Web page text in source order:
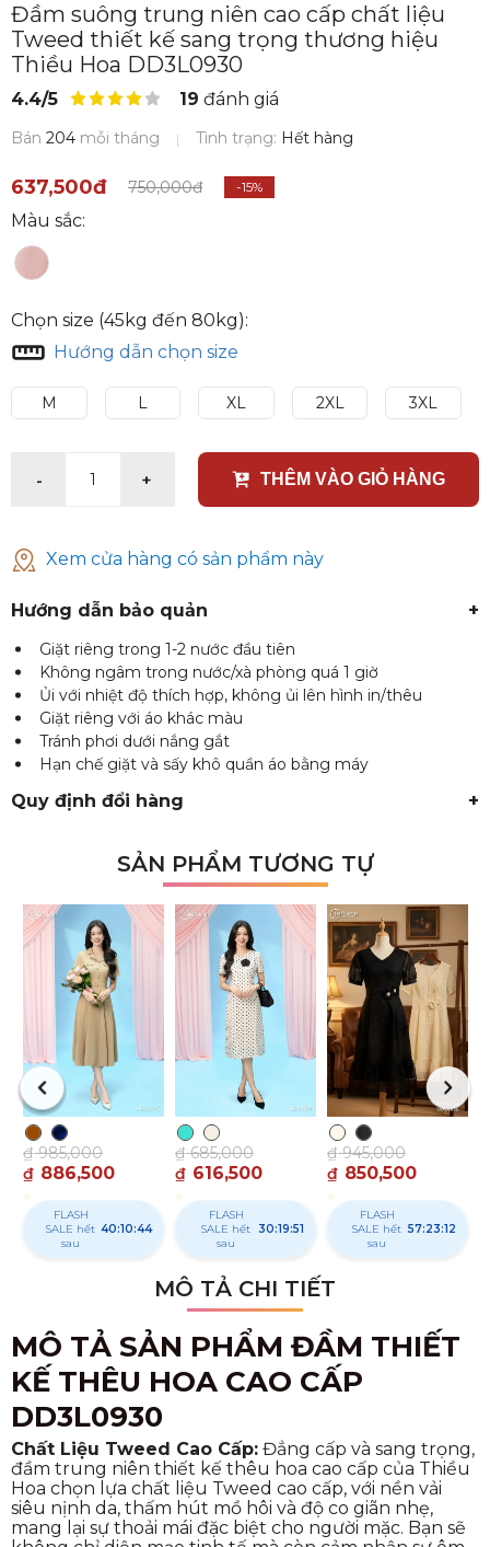
Đầm suông trung niên cao cấp chất liệu
Tweed thiết kế sang trọng thương hiệu
Thiều Hoa DD3L0930
4.4/5 19 đánh giá
Bán 204 mỗi tháng Tình trạng: Hết hàng
637,500đ 750,000đ -15%
Màu sắc:
Chọn size (45kg đến 80kg):
Hướng dẫn chọn size
M L XL 2XL 3XL
- 1 + THÊM VÀO GIỎ HÀNG
Xem cửa hàng có sản phẩm này
Hướng dẫn bảo quản +
Giặt riêng trong 1-2 nước đầu tiên
Không ngâm trong nước/xà phòng quá 1 giờ
Ủi với nhiệt độ thích hợp, không ủi lên hình in/thêu
Giặt riêng với áo khác màu
Tránh phơi dưới nắng gắt
Hạn chế giặt và sấy khô quần áo bằng máy
Quy định đổi hàng +
SẢN PHẨM TƯƠNG TỰ
₫ 886,500
₫985,000
FLASH
SALE hết
sau
40:10:43
₫ 616,500
₫685,000
FLASH
SALE hết
sau
30:19:50
₫ 850,500
₫945,000
FLASH
SALE hết
sau
57:23:11
MÔ TẢ CHI TIẾT
MÔ TẢ SẢN PHẨM ĐẦM THIẾT
KẾ THÊU HOA CAO CẤP
DD3L0930
Chất Liệu Tweed Cao Cấp: Đẳng cấp và sang trọng,
đầm trung niên thiết kế thêu hoa cao cấp của Thiều
Hoa chọn lựa chất liệu Tweed cao cấp, với nền vải
siêu nịnh da, thấm hút mồ hôi và độ co giãn nhẹ,
mang lại sự thoải mái đặc biệt cho người mặc. Bạn sẽ